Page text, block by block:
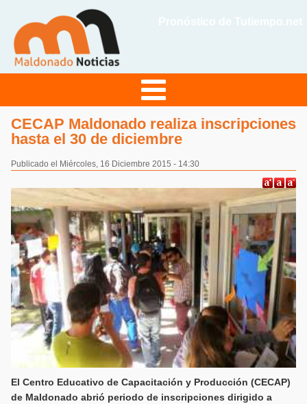
CECAP Maldonado realiza inscripciones
hasta el 30 de diciembre
Publicado el Miércoles, 16 Diciembre 2015 - 14:30
El Centro Educativo de Capacitación y Producción (CECAP)
de Maldonado abrió periodo de inscripciones dirigido a